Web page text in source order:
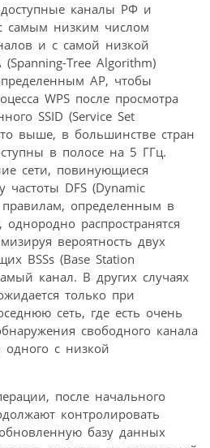
доступные каналы РФ и
самым низким числом
и с самой низкой
Tree Algorithm)
AP, чтобы
WPS после просмотра
SSID (Service Set
выше, в большинстве стран
в полосе на 5 ГГц.
сети, повинующиеся
DFS (Dynamic
правилам, определенным в
однородно распространятся
вероятность двух
BSSs (Base Station
канал. В других случаях
только при
сеть, где есть очень
свободного канала
с низкой
после начального
контролировать
базу данных